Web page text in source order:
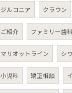
ジルコニア クラウン
ご紹介 ファミリー歯科
マリオットライン シ
小児科 矯正相談